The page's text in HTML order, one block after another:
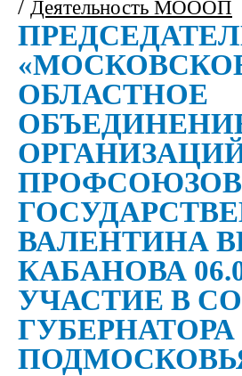
/ Деятельность МОООП
ОБЛАСТНОЕ
ВАЛЕНТИНА
КАБАНОВА
УЧАСТИЕ В
ГУБЕРНАТОРА